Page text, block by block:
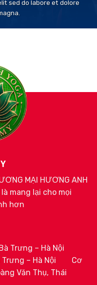
sed do labore et dolore
MẠI HƯƠNG ANH
mang lại cho mọi
hơn
Trưng – Hà Nội
– Hà Nội
Cơ
Văn Thụ, Thái